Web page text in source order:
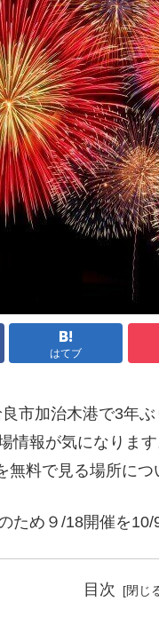
はてブ
市加治木港で3年ぶ
情報が気になりま
料で見る場所につ
め９/18開催を10/
目次